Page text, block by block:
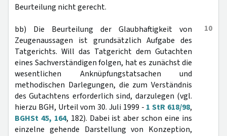
Beurteilung nicht gerecht.
10
bb) Die Beurteilung der Glaubhaftigkeit von
Zeugenaussagen ist grundsätzlich Aufgabe des
Tatgerichts. Will das Tatgericht dem Gutachten
eines Sachverständigen folgen, hat es zunächst die
wesentlichen Anknüpfungstatsachen und
methodischen Darlegungen, die zum Verständnis
des Gutachtens erforderlich sind, darzulegen (vgl.
hierzu BGH, Urteil vom 30. Juli 1999 - 1 StR 618/98,
BGHSt 45, 164, 182). Dabei ist aber schon eine ins
einzelne gehende Darstellung von Konzeption,